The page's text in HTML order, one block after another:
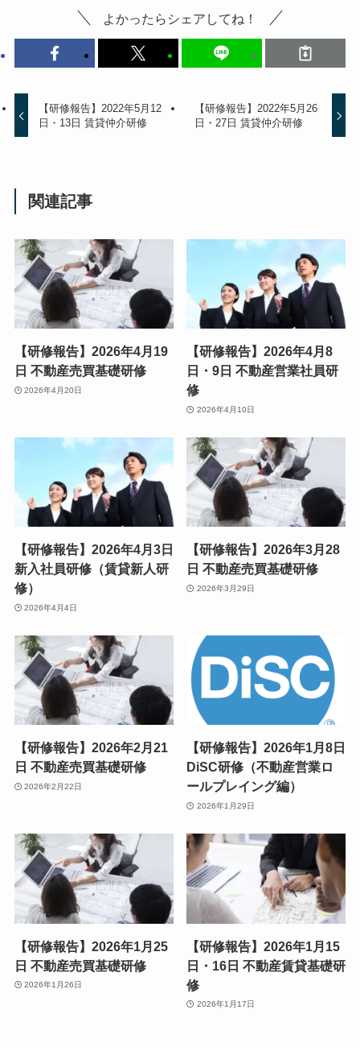
よかったらシェアしてね！
【研修報告】2022年5月12
日・13日 賃貸仲介研修
【研修報告】2022年5月26
日・27日 賃貸仲介研修
関連記事
【研修報告】2026年4月19
日 不動産売買基礎研修
2026年4月20日
【研修報告】2026年4月8
日・9日 不動産営業社員研
修
2026年4月10日
【研修報告】2026年4月3日
新入社員研修（賃貸新人研
修）
2026年4月4日
【研修報告】2026年3月28
日 不動産売買基礎研修
2026年3月29日
【研修報告】2026年2月21
日 不動産売買基礎研修
2026年2月22日
【研修報告】2026年1月8日
DiSC研修（不動産営業ロ
ールプレイング編）
2026年1月29日
【研修報告】2026年1月25
日 不動産売買基礎研修
2026年1月26日
【研修報告】2026年1月15
日・16日 不動産賃貸基礎研
修
2026年1月17日